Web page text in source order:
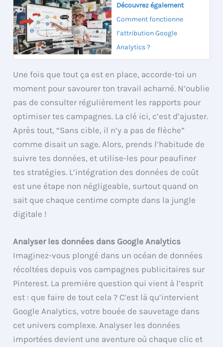
Découvrez également
Comment fonctionne
l’attribution Google
Analytics ?
Une fois que tout ça est en place, accorde-toi un
moment pour savourer ton travail acharné. N’oublie
pas de consulter régulièrement les rapports pour
optimiser tes campagnes. La clé ici, c’est d’ajuster.
Après tout, “Sans cible, il n’y a pas de flèche”
comme disait un sage. Alors, prends l’habitude de
suivre tes données, et utilise-les pour peaufiner
tes stratégies. L’intégration des données de coût
est une étape non négligeable, surtout quand on
sait que chaque centime compte dans la jungle
digitale !
Analyser les données dans Google Analytics
Imaginez-vous plongé dans un océan de données
récoltées depuis vos campagnes publicitaires sur
Pinterest. La première question qui vient à l’esprit
est : que faire de tout cela ? C’est là qu’intervient
Google Analytics, votre bouée de sauvetage dans
cet univers complexe. Analyser les données
importées devient une aventure où chaque clic et